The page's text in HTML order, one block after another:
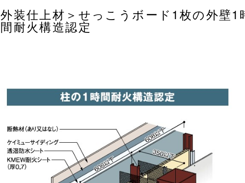
外装仕上材＞ せっこうボード1枚の外壁1
間耐火構造認定